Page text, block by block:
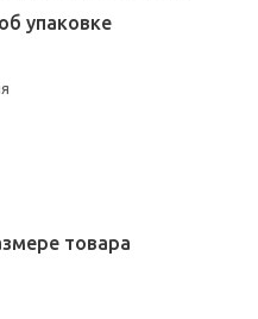
упаковке
товара